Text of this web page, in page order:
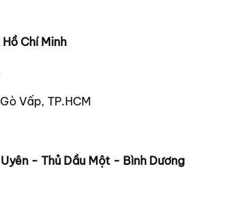
Chí Minh
Vấp, TP.HCM
- Thủ Dầu Một - Bình Dương